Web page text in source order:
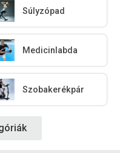
Súlyzópad
Medicinlabda
Szobakerékpár